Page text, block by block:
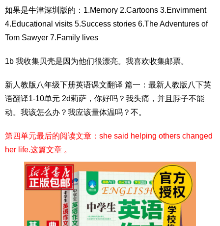
如果是牛津深圳版的：1.Memory 2.Cartoons 3.Envirnment
4.Educational visits 5.Success stories 6.The Adventures of
Tom Sawyer 7.Family lives
1b 我收集贝壳是因为他们很漂亮。我喜欢收集邮票。
新人教版八年级下册英语课文翻译 篇一：最新人教版八下英
语翻译1-10单元 2d莉萨，你好吗？我头痛，并且脖子不能
动。我该怎么办？我应该量体温吗？不。
第四单元最后的阅读文章：she said helping others changed
her life.这篇文章 。